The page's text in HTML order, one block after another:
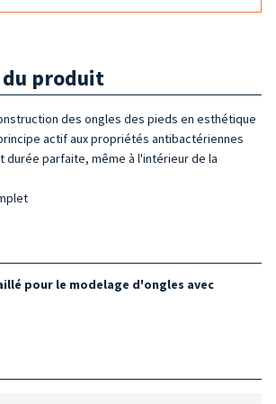
produit
des ongles des pieds en esthétique
actif aux propriétés antibactériennes
durée parfaite, même à l'intérieur de la
pour le modelage d'ongles avec